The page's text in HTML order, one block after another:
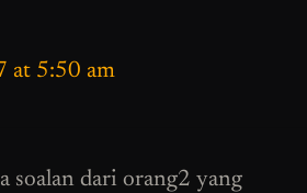
at 5:50 am
soalan dari orang2 yang